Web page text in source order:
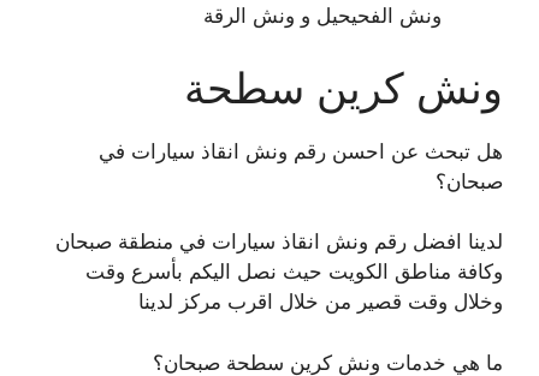
ونش الفحيحيل و ونش الرقة
ونش كرين سطحة
هل تبحث عن احسن رقم ونش انقاذ سيارات في
صبحان؟
لدينا افضل رقم ونش انقاذ سيارات في منطقة صبحان
وكافة مناطق الكويت حيث نصل اليكم بأسرع وقت
وخلال وقت قصير من خلال اقرب مركز لدينا
ما هي خدمات ونش كرين سطحة صبحان؟